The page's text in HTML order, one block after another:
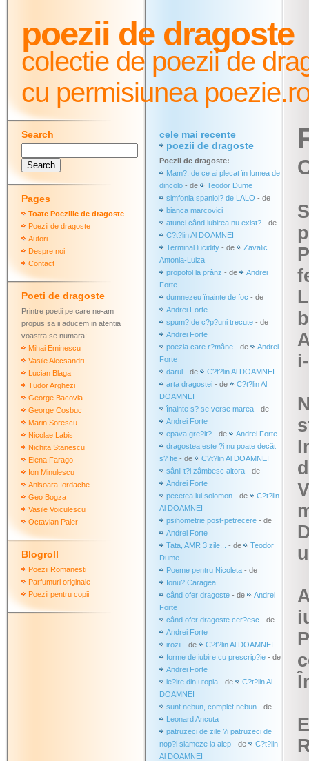
poezii de dragoste
colectie de poezii de
cu permisiunea
Search
Pages
Toate Poeziile de dragoste
Poezii de dragoste
Autori
Despre noi
Contact
Poeti de dragoste
Printre poetii pe care ne-am
propus sa ii aducem in atentia
voastra se numara:
Mihai Eminescu
Vasile Alecsandri
Lucian Blaga
Tudor Arghezi
George Bacovia
George Cosbuc
Marin Sorescu
Nicolae Labis
Nichita Stanescu
Elena Farago
Ion Minulescu
Anisoara Iordache
Geo Bogza
Vasile Voiculescu
Octavian Paler
Blogroll
Poezii Romanesti
Parfumuri originale
Poezii pentru copii
cele mai recente
poezii de dragoste
Poezii de dragoste:
Mam?, de ce ai plecat în lumea de
dincolo - de
Teodor Dume
simfonia spaniol? de LALO - de
bianca marcovici
atunci când iubirea nu exist? - de
C?t?lin Al DOAMNEI
Terminal lucidity - de
Zavalic
Antonia-Luiza
propofol la prânz - de
Andrei
Forte
dumnezeu înainte de foc - de
Andrei Forte
spum? de c?p?uni trecute - de
Andrei Forte
poezia care r?mâne - de
Andrei
Forte
darul - de
C?t?lin Al DOAMNEI
arta dragostei - de
C?t?lin Al
DOAMNEI
înainte s? se verse marea - de
Andrei Forte
epava gre?it? - de
Andrei Forte
dragostea este ?i nu poate decât
s? fie - de
C?t?lin Al DOAMNEI
sânii t?i zâmbesc altora - de
Andrei Forte
pecetea lui solomon - de
C?t?lin
Al DOAMNEI
psihometrie post-petrecere - de
Andrei Forte
Tata, AMR 3 zile...
- de
Teodor
Dume
Poeme pentru Nicoleta - de
Ionu? Caragea
când ofer dragoste - de
Andrei
Forte
când ofer dragoste cer?esc - de
Andrei Forte
irozii - de
C?t?lin Al DOAMNEI
forme de iubire cu prescrip?ie - de
Andrei Forte
ie?ire din utopia - de
C?t?lin Al
DOAMNEI
sunt nebun, complet nebun - de
Leonard Ancuta
patruzeci de zile ?i patruzeci de
nop?i siameze la alep - de
C?t?lin
Al DOAMNEI